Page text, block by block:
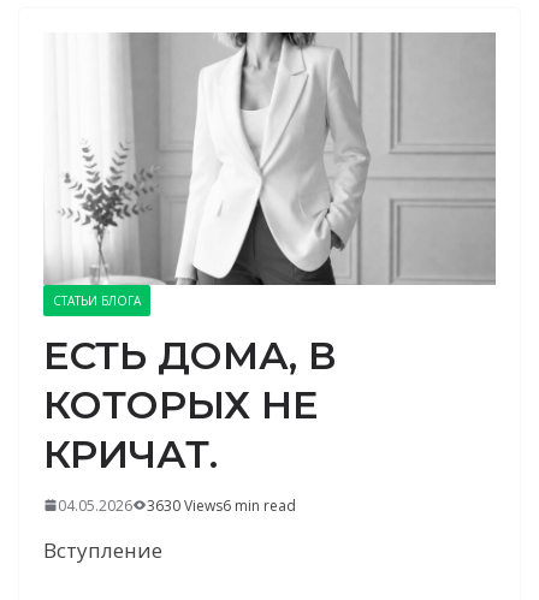
СТАТЬИ БЛОГА
ЕСТЬ ДОМА, В
КОТОРЫХ НЕ
КРИЧАТ.
04.05.2026 3630 Views6 min read
Вступление